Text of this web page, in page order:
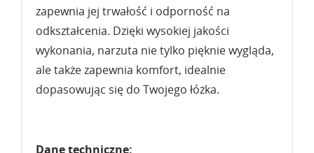
zapewnia jej trwałość i odporność na
odkształcenia. Dzięki wysokiej jakości
wykonania, narzuta nie tylko pięknie wygląda,
ale także zapewnia komfort, idealnie
dopasowując się do Twojego łóżka.
Dane techniczne: